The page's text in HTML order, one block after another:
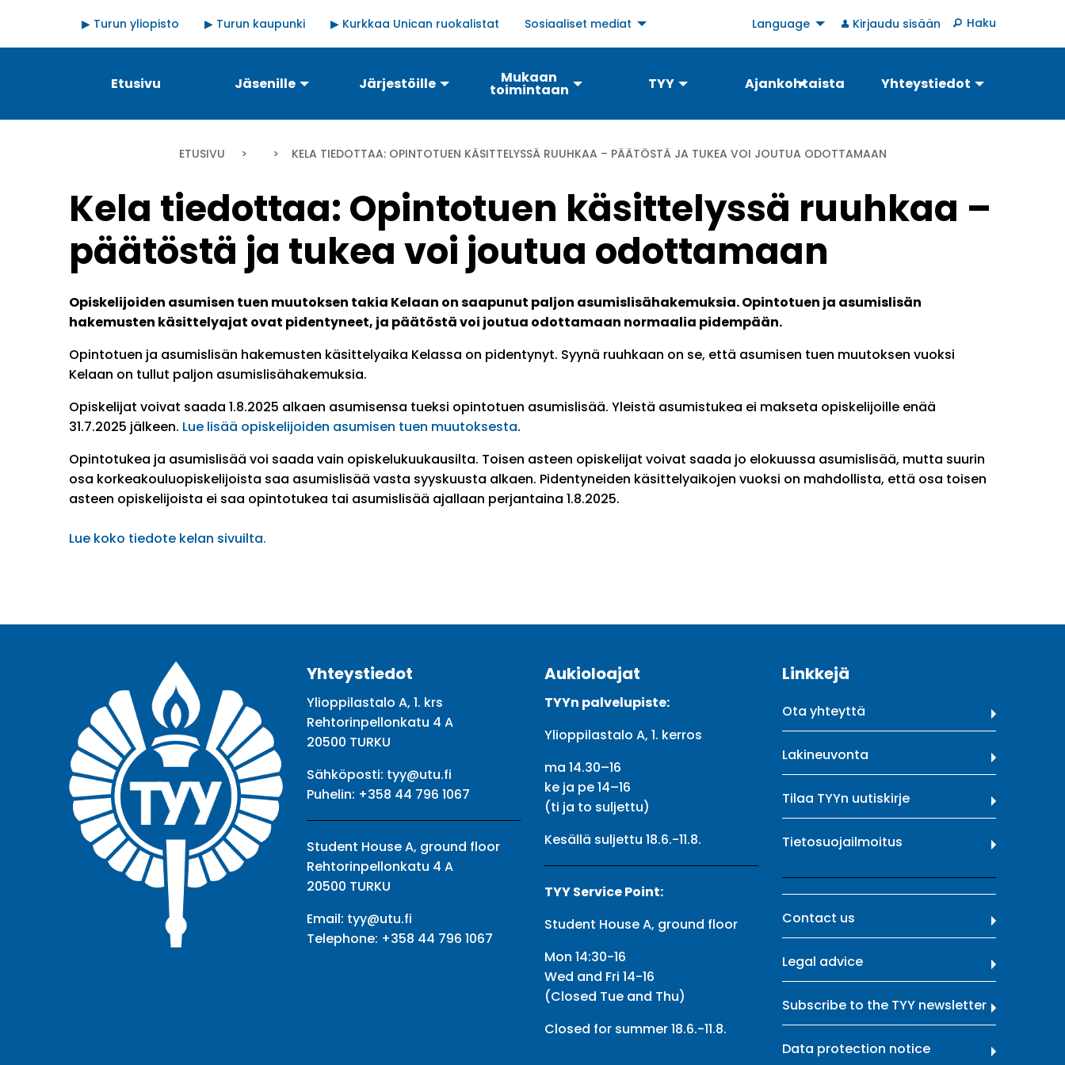
pääsisältöönQuick
links
▶ Turun yliopisto ▶ Turun kaupunki ▶ Kurkkaa Unican ruokalistat
Social
links
menu
Sosiaaliset mediat Language
User
account
Kirjaudu sisään Haku
Päävalikko
Etusivu Jäsenille Järjestöille Mukaan
toimintaan TYY Ajankohtaista Yhteystiedot
Murupolku
ETUSIVU CURRENT:
KELA TIEDOTTAA: OPINTOTUEN KÄSITTELYSSÄ RUUHKAA – PÄÄTÖSTÄ JA TUKEA VOI JOUTUA ODOTTAMAAN
Kela tiedottaa: Opintotuen käsittelyssä ruuhkaa –
päätöstä ja tukea voi joutua odottamaan
Opiskelijoiden asumisen tuen muutoksen takia Kelaan on saapunut paljon asumislisähakemuksia. Opintotuen ja asumislisän
hakemusten käsittelyajat ovat pidentyneet, ja päätöstä voi joutua odottamaan normaalia pidempään.
Opintotuen ja asumislisän hakemusten käsittelyaika Kelassa on pidentynyt. Syynä ruuhkaan on se, että asumisen tuen muutoksen vuoksi
Kelaan on tullut paljon asumislisähakemuksia.
Opiskelijat voivat saada 1.8.2025 alkaen asumisensa tueksi opintotuen asumislisää. Yleistä asumistukea ei makseta opiskelijoille enää
31.7.2025 jälkeen. Lue lisää opiskelijoiden asumisen tuen muutoksesta.
Opintotukea ja asumislisää voi saada vain opiskelukuukausilta. Toisen asteen opiskelijat voivat saada jo elokuussa asumislisää, mutta suurin
osa korkeakouluopiskelijoista saa asumislisää vasta syyskuusta alkaen. Pidentyneiden käsittelyaikojen vuoksi on mahdollista, että osa toisen
asteen opiskelijoista ei saa opintotukea tai asumislisää ajallaan perjantaina 1.8.2025.
Lue koko tiedote kelan sivuilta.
Yhteystiedot
Ylioppilastalo A, 1. krs
Rehtorinpellonkatu 4 A
20500 TURKU
Sähköposti: tyy@utu.fi
Puhelin: +358 44 796 1067
Student House A, ground floor
Rehtorinpellonkatu 4 A
20500 TURKU
Email: tyy@utu.fi
Telephone: +358 44 796 1067
Aukioloajat
TYYn palvelupiste:
Ylioppilastalo A, 1. kerros
ma 14.30–16
ke ja pe 14–16
(ti ja to suljettu)
Kesällä suljettu 18.6.-11.8.
TYY Service Point:
Student House A, ground floor
Mon 14:30-16
Wed and Fri 14-16
(Closed Tue and Thu)
Closed for summer 18.6.-11.8.
Linkkejä
Ota yhteyttä
Lakineuvonta
Tilaa TYYn uutiskirje
Tietosuojailmoitus
Contact us
Legal advice
Subscribe to the TYY newsletter
Data protection notice